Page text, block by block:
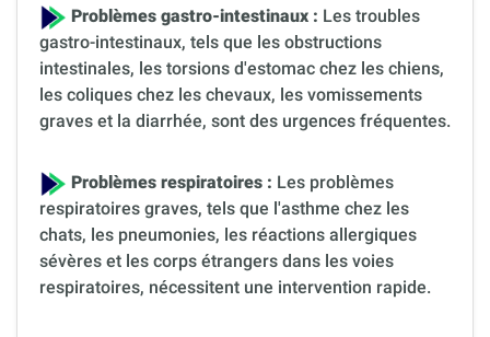
Problèmes gastro-intestinaux : Les troubles
gastro-intestinaux, tels que les obstructions
intestinales, les torsions d'estomac chez les chiens,
les coliques chez les chevaux, les vomissements
graves et la diarrhée, sont des urgences fréquentes.
Problèmes respiratoires : Les problèmes
respiratoires graves, tels que l'asthme chez les
chats, les pneumonies, les réactions allergiques
sévères et les corps étrangers dans les voies
respiratoires, nécessitent une intervention rapide.